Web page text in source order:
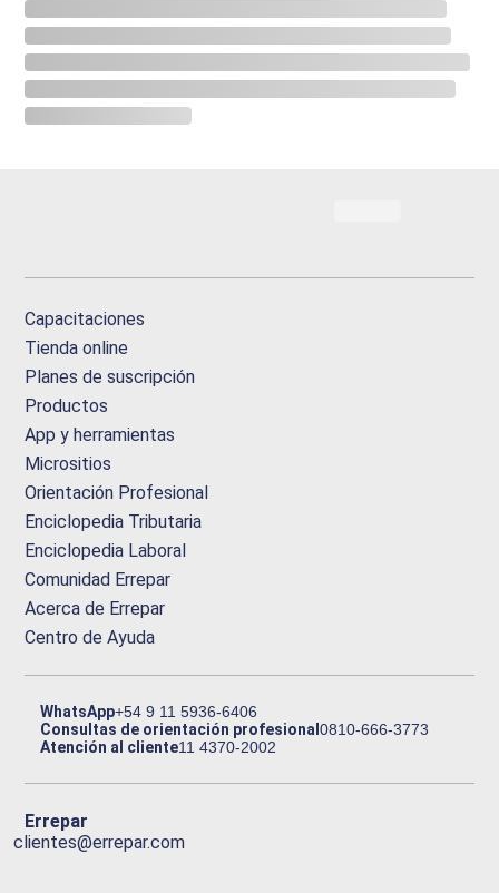
Capacitaciones
Tienda online
Planes de suscripción
Productos
App y herramientas
Micrositios
Orientación Profesional
Enciclopedia Tributaria
Enciclopedia Laboral
Comunidad Errepar
Acerca de Errepar
Centro de Ayuda
WhatsApp+54 9 11 5936-6406
Consultas de orientación profesional0810-666-3773
Atención al cliente11 4370-2002
Errepar
clientes@errepar.com